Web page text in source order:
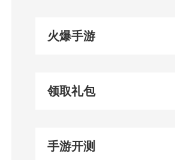
火爆手游
领取礼包
手游开测